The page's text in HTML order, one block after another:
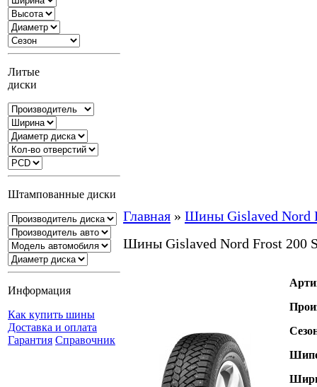
Литые
диски
Штампованные диски
Информация
Как купить шины
Доставка и оплата
Гарантия Справочник
Главная » Шины Gislaved Nord
Шины Gislaved Nord Frost 200